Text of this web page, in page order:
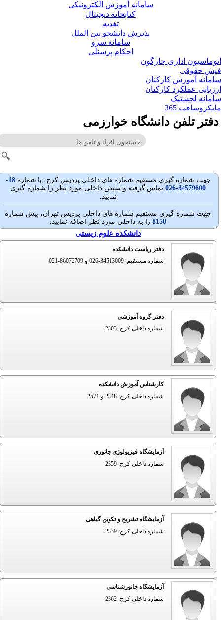
سامانه آموزش الکترونیکی
کتابخانه دیجیتال
تغذیه
پذیرش دانشجو بین الملل
سامانه سرو
احکام پرسنلی
اداری چارگون
حقوقی
آموزش کارکنان
عملکرد کارکنان
لجستیک
365
تلفن دانشگاه خوارزمی
جهت شماره گيری مستقيم شماره های داخلی پردیس کرج، با شماره
18-
34579600-026
تماس گرفته و سپس داخلی مورد نظر را شماره گیری
نمایید.
جهت شماره گيری مستقيم شماره های داخلی پردیس تهران، پيش شماره
8158 را به داخلی مورد نظر اضافه نمایید.
دانشکده علوم زیستی
دفتر ریاست دانشکده
شماره مستقیم: 34513009-026 و 86072709-021
دفتر گروه آموزشی
شماره داخلی کرج: 2303
کارشناس آموزش دانشکده
شماره داخلی کرج: 2348 و 2571
آزمایشگاه فیزیولوژی جانوری
شماره داخلی کرج: 2359
آزمایشگاه تشریح و تکوین گیاهی
شماره داخلی کرج: 2339
آزمایشگاه جانورشناسی
شماره داخلی کرج: 2362